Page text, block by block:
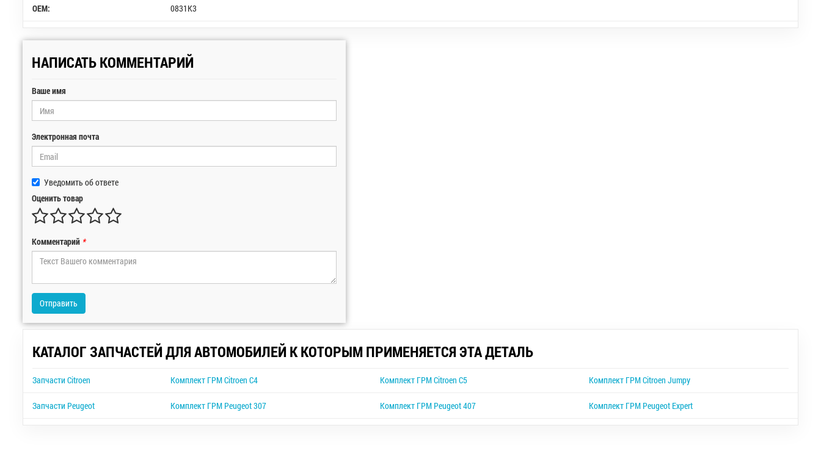
OEM: 0831K3
НАПИСАТЬ КОММЕНТАРИЙ
Ваше имя
Электронная почта
Уведомить об ответе
Оценить товар
Комментарий *
Отправить
КАТАЛОГ ЗАПЧАСТЕЙ ДЛЯ АВТОМОБИЛЕЙ К КОТОРЫМ ПРИМЕНЯЕТСЯ ЭТА ДЕТАЛЬ
Запчасти Citroen Комплект ГРМ Citroen C4 Комплект ГРМ Citroen C5 Комплект ГРМ Citroen Jumpy
Запчасти Peugeot Комплект ГРМ Peugeot 307 Комплект ГРМ Peugeot 407 Комплект ГРМ Peugeot Expert